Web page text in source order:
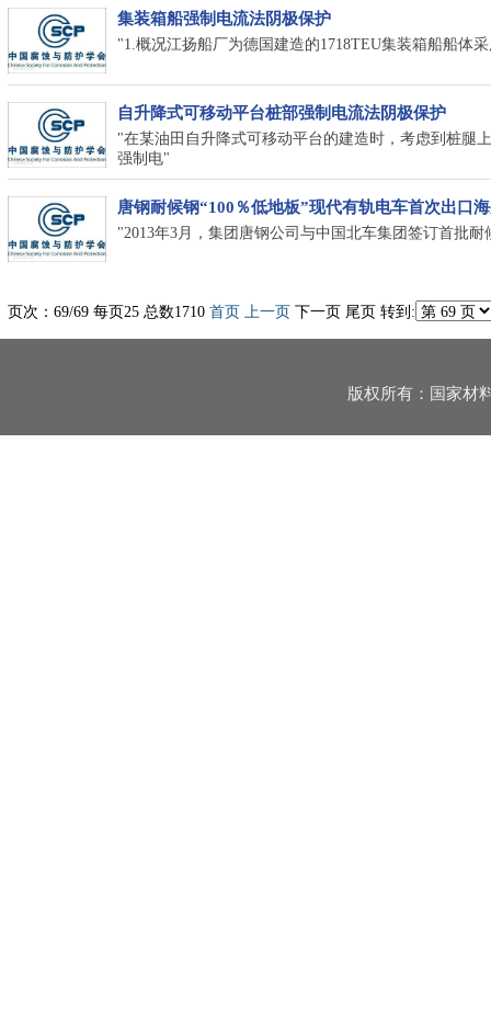
集装箱船强制电流法阴极保护
"1.概况江扬船厂为德国建造的1718TEU集装箱船船体
自升降式可移动平台桩部强制电流法阴极保护
"在某油田自升降式可移动平台的建造时，考虑到桩腿
强制电"
唐钢耐候钢“100％低地板”现代有轨电车首次出口
"2013年3月，集团唐钢公司与中国北车集团签订首批
页次：69/69 每页25 总数1710 首页 上一页 下一页 尾页 转到:
版权所有：国家材